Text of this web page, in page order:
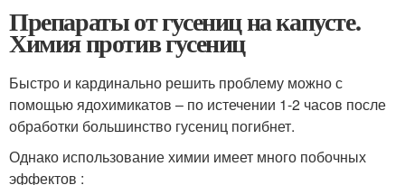
Препараты от гусениц на капусте.
Химия против гусениц
Быстро и кардинально решить проблему можно с
помощью ядохимикатов – по истечении 1-2 часов после
обработки большинство гусениц погибнет.
Однако использование химии имеет много побочных
эффектов :